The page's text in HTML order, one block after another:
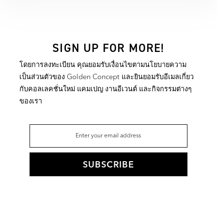
SIGN UP FOR MORE!
โดยการลงทะเบียน คุณยอมรับเงื่อนไขตามนโยบายความ
เป็นส่วนตัวของ Golden Concept และยินยอมรับอีเมลเกี่ยว
กับคอลเลคชั่นใหม่ แคมเปญ งานอีเวนต์ และกิจกรรมต่างๆ
ของเรา